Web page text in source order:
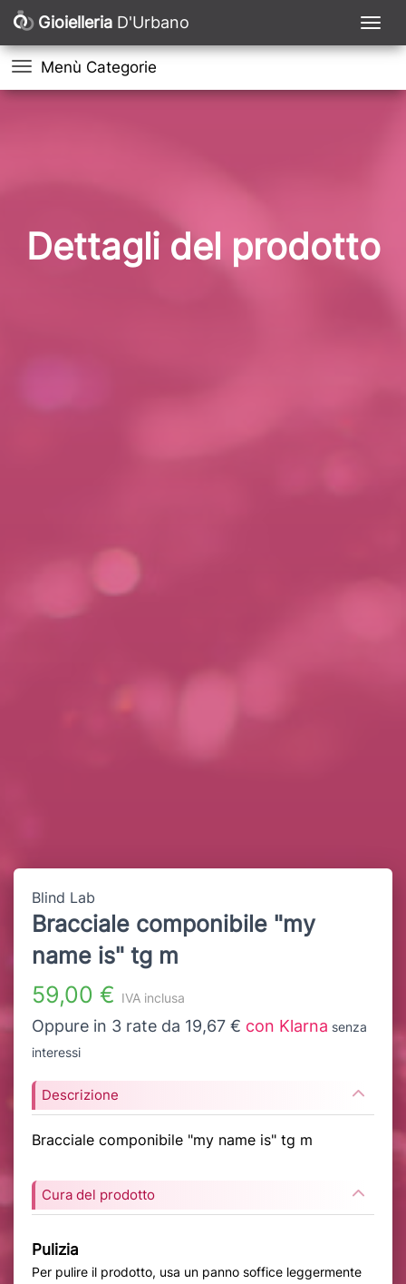
Gioielleria D'Urbano
Menù Categorie
Dettagli del prodotto
Blind Lab
Bracciale componibile "my
name is" tg m
59,00 € IVA inclusa
Oppure in 3 rate da 19,67 € con Klarna senza
interessi
Descrizione
Bracciale componibile "my name is" tg m
Cura del prodotto
Pulizia
Per pulire il prodotto, usa un panno soffice leggermente